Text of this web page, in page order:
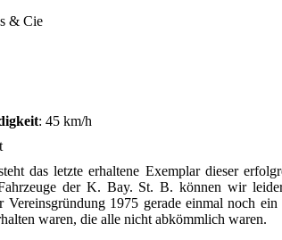
& Cie
: 45 km/h
das letzte erhaltene Exemplar dieser
der K. Bay. St. B. können wir
Vereinsgründung 1975 gerade einmal noch ein
waren, die alle nicht abkömmlich waren.